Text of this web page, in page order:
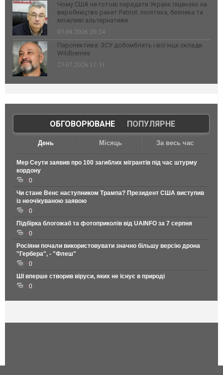
Чому США не готові передати Україні ліцензію на
виробництво ракет Patriot: політика, безпека та
можливі альтернативи
03.08.2026 20:24
Перспектива: ЗСУ добомблять і всі інші склади
Wildberries
23.07.2026 11:31
ОБГОВОРЮВАНЕ| ПОПУЛЯРНЕ
День Місяць За весь час
Мер Сеути заявив про 100 загиблих мігрантів під час штурму
кордону
0
Чи стане Венс наступником Трампа? Президент США виступив
із неочікуваною заявою
0
Підбірка блогожаб та фотоприколів від UAINFO за 7 серпня
0
Росіяни почали використовувати значно більшу версію дрона
"Гербера", - "Флеш"
0
ШІ вперше створив віруси, яких не існує в природі
0